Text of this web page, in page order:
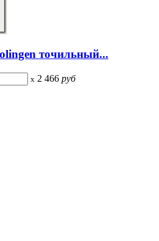
точильный...
x 2 466 руб